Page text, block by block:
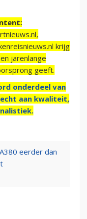
krijg
jarenlange
geeft.
onderdeel van
aan kwaliteit,
eerder dan